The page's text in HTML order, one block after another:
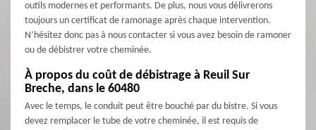
outils modernes et performants. De plus, nous vous délivrerons
toujours un certificat de ramonage après chaque intervention.
N’hésitez donc pas à nous contacter si vous avez besoin de ramoner
ou de débistrer votre cheminée.
À propos du coût de débistrage à Reuil Sur
Breche, dans le 60480
Avec le temps, le conduit peut être bouché par du bistre. Si vous
devez remplacer le tube de votre cheminée, il est requis de